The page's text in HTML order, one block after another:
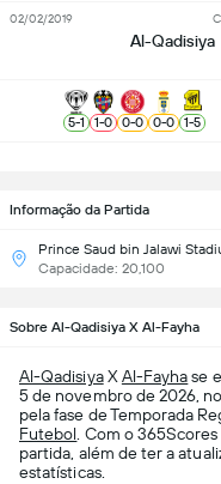
Informação da Partida
Prince Saud bin Jalawi
Capacidade: 20,100
Al-Qadisiya
02/02/2019
5-1 1-0 0-0 0-0 1-5
Sobre Al-Qadisiya X Al-Fayha
Al-QadisiyaX Al-Fayhase
5 de novembro de 2026,
pela fase de Temporada
Futebol . Com o
partida, além de ter a
estatísticas.